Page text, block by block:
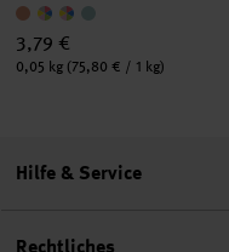
3,79 €
Inhalt:
0,05 kg (75,80 € / 1 kg)
Hilfe & Service
Rechtliches